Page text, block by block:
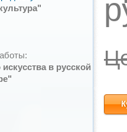
в русской